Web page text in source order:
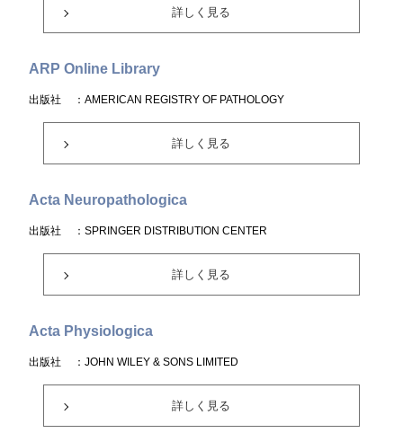
詳しく見る
ARP Online Library
出版社 ：AMERICAN REGISTRY OF PATHOLOGY
詳しく見る
Acta Neuropathologica
出版社 ：SPRINGER DISTRIBUTION CENTER
詳しく見る
Acta Physiologica
出版社 ：JOHN WILEY & SONS LIMITED
詳しく見る